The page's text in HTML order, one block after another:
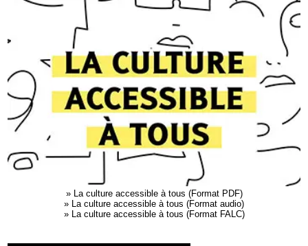
»
La culture accessible à tous (Format PDF)
»
La culture accessible à tous (Format audio)
»
La culture accessible à tous (Format FALC)